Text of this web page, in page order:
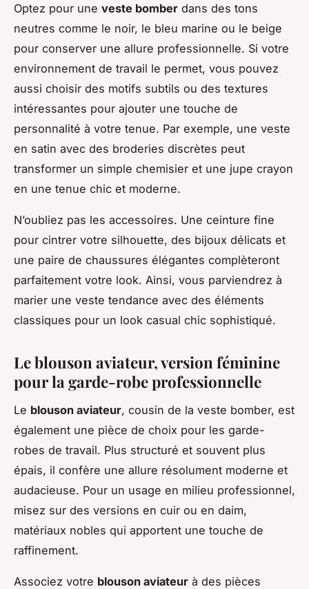
Optez pour une veste bomber dans des tons
neutres comme le noir, le bleu marine ou le beige
pour conserver une allure professionnelle. Si votre
environnement de travail le permet, vous pouvez
aussi choisir des motifs subtils ou des textures
intéressantes pour ajouter une touche de
personnalité à votre tenue. Par exemple, une veste
en satin avec des broderies discrètes peut
transformer un simple chemisier et une jupe crayon
en une tenue chic et moderne.
N’oubliez pas les accessoires. Une ceinture fine
pour cintrer votre silhouette, des bijoux délicats et
une paire de chaussures élégantes complèteront
parfaitement votre look. Ainsi, vous parviendrez à
marier une veste tendance avec des éléments
classiques pour un look casual chic sophistiqué.
Le blouson aviateur, version féminine
pour la garde-robe professionnelle
Le blouson aviateur, cousin de la veste bomber, est
également une pièce de choix pour les garde-
robes de travail. Plus structuré et souvent plus
épais, il confère une allure résolument moderne et
audacieuse. Pour un usage en milieu professionnel,
misez sur des versions en cuir ou en daim,
matériaux nobles qui apportent une touche de
raffinement.
Associez votre blouson aviateur à des pièces